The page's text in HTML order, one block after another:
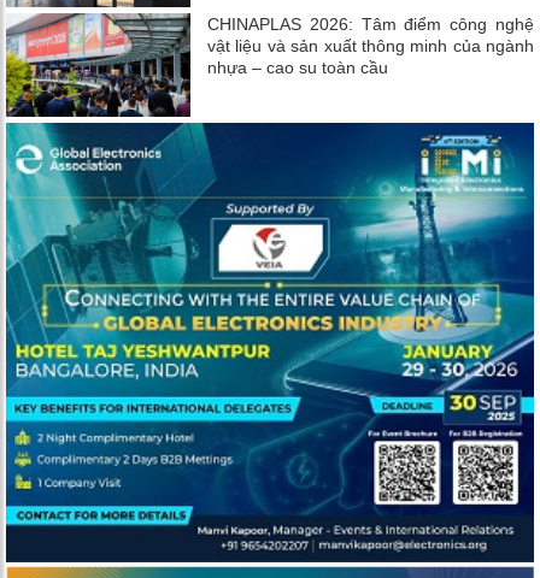
CHINAPLAS 2026: Tâm điểm công nghệ
vật liệu và sản xuất thông minh của ngành
nhựa – cao su toàn cầu